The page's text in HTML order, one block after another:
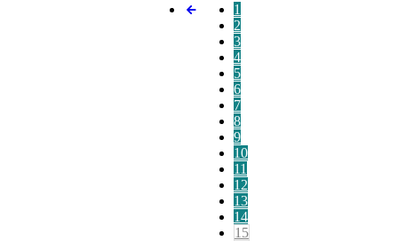
1
2
3
4
5
6
7
8
9
10
11
12
13
14
15